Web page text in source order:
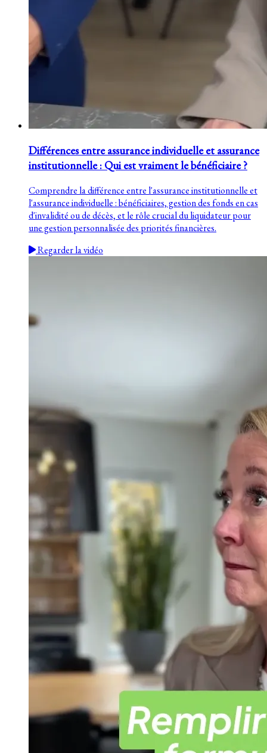
Différences entre assurance individuelle et assurance
institutionnelle : Qui est vraiment le bénéficiaire ?
Comprendre la différence entre l'assurance institutionnelle et
l'assurance individuelle : bénéficiaires, gestion des fonds en cas
d'invalidité ou de décès, et le rôle crucial du liquidateur pour
une gestion personnalisée des priorités financières.
Regarder la vidéo